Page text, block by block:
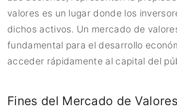
valores es un lugar donde los
dichos activos. Un mercado de
fundamental para el desarrollo
acceder rápidamente al capital del
Fines del Mercado de